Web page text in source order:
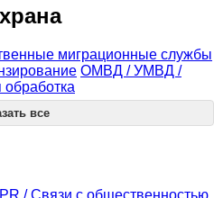
миграционные службы
ОМВД / УМВД /
все